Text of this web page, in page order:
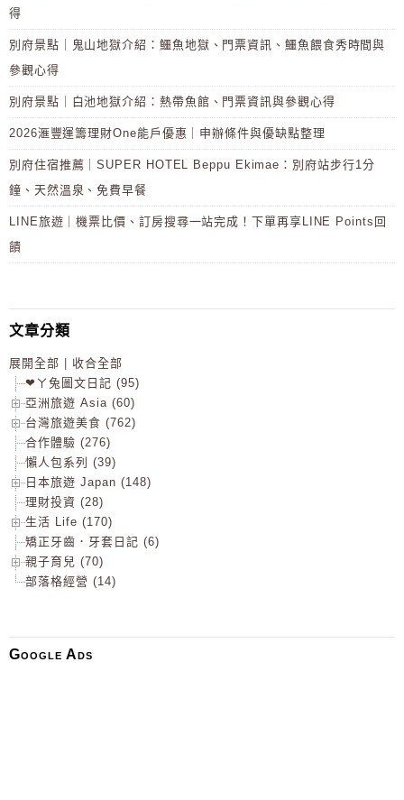
得
別府景點｜鬼山地獄介紹：鱷魚地獄、門票資訊、鱷魚餵食秀時間與
參觀心得
別府景點｜白池地獄介紹：熱帶魚館、門票資訊與參觀心得
2026滙豐運籌理財One能戶優惠｜申辦條件與優缺點整理
別府住宿推薦｜SUPER HOTEL Beppu Ekimae：別府站步行1分
鐘、天然溫泉、免費早餐
LINE旅遊｜機票比價、訂房搜尋一站完成！下單再享LINE Points回
饋
文章分類
展開全部
收合全部
❤ㄚ兔圖文日記 (95)
亞洲旅遊 Asia (60)
台灣旅遊美食 (762)
合作體驗 (276)
懶人包系列 (39)
日本旅遊 Japan (148)
理財投資 (28)
生活 Life (170)
矯正牙齒．牙套日記 (6)
親子育兒 (70)
部落格經營 (14)
Google Ads